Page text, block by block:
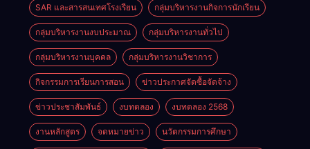
SAR และสารสนเทศโรงเรียน กลุ่มบริหารงานกิจการนักเรียน
กลุ่มบริหารงานงบประมาณ กลุ่มบริหารงานทั่วไป
กลุ่มบริหารงานบุคคล กลุ่มบริหารงานวิชาการ
กิจกรรมการเรียนการสอน ข่าวประกาศจัดซื้อจัดจ้าง
ข่าวประชาสัมพันธ์ งบทดลอง งบทดลอง 2568
งานหลักสูตร จดหมายข่าว นวัตกรรมการศึกษา